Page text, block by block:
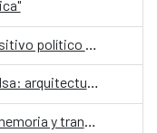
Conversatorio - La ciudad que expulsa: arquitectura, exclusión y gentrificación
Conversatorio: Mujeres garífunas, memoria y transmisión cultural